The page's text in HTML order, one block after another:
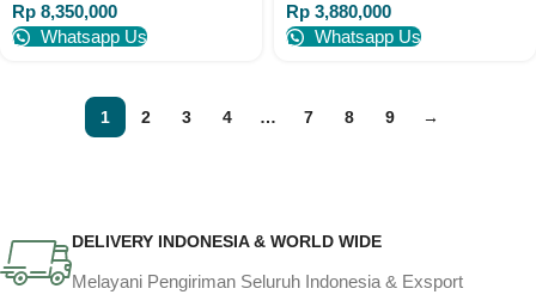
Rp 8,350,000
Whatsapp Us
Indonesia
Rp 3,880,000
Whatsapp Us
1 2 3 4 … 7 8 9 →
DELIVERY INDONESIA & WORLD WIDE
Melayani Pengiriman Seluruh Indonesia & Exsport